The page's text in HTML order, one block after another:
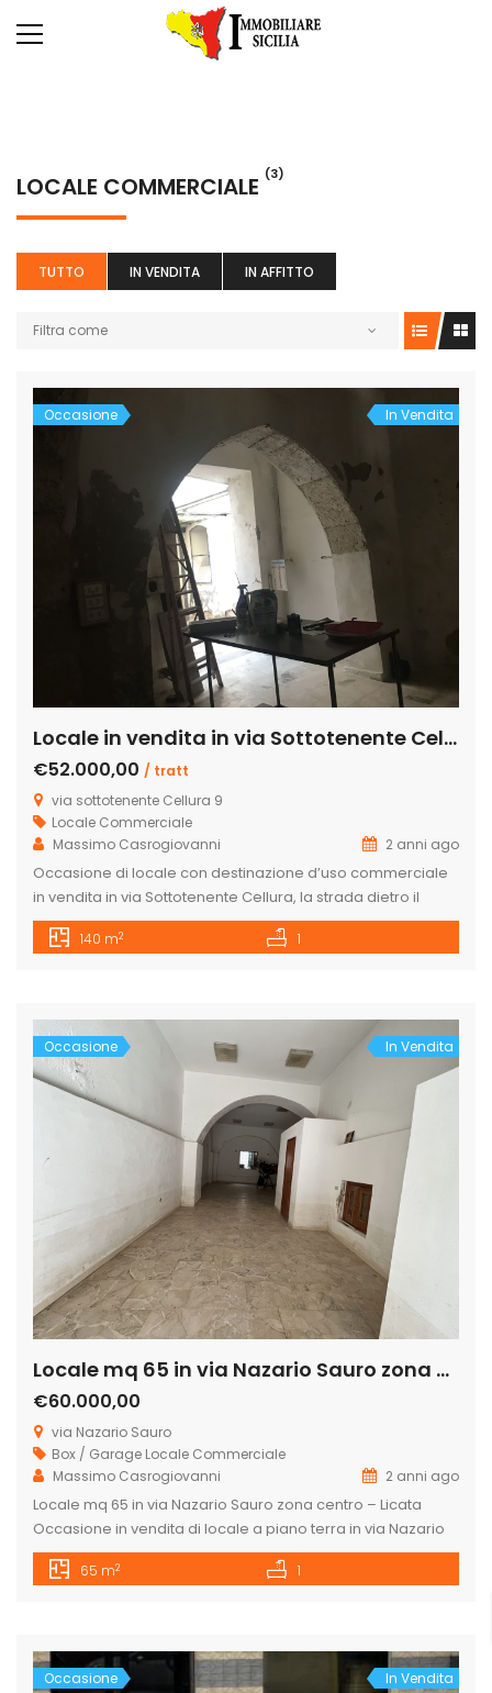
LOCALE COMMERCIALE (3)
TUTTO IN VENDITA IN AFFITTO
Filtra come
Occasione In Vendita
Locale in vendita in via Sottotenente Cellura 9, Licata
€52.000,00 / tratt
via sottotenente Cellura 9
Locale Commerciale
Massimo Casrogiovanni
2 anni ago
Occasione di locale con destinazione d’uso commerciale
in vendita in via Sottotenente Cellura, la strada dietro il
palazzo di città, a piano terra, con atrio al centro scoperto
e le quattro stanze attorno a questo atro lo rendono unico
140 m2 1
Occasione In Vendita
Locale mq 65 in via Nazario Sauro zona centro – Licata
€60.000,00
via Nazario Sauro
Box / Garage Locale Commerciale
Massimo Casrogiovanni
2 anni ago
Locale mq 65 in via Nazario Sauro zona centro – Licata
Occasione in vendita di locale a piano terra in via Nazario
Sauro, arteria stradale principale che dal centro storico
porta verso la zona del porto e quindi di ottima visibilità per
[…]
65 m2 1
Occasione In Vendita